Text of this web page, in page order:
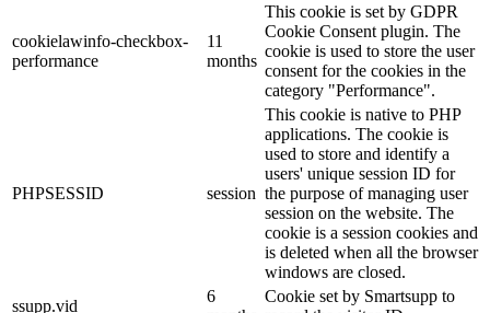
cookielawinfo-checkbox-
performance
11
months
This cookie is set by GDPR
Cookie Consent plugin. The
cookie is used to store the user
consent for the cookies in the
category "Performance".
PHPSESSID session
This cookie is native to PHP
applications. The cookie is
used to store and identify a
users' unique session ID for
the purpose of managing user
session on the website. The
cookie is a session cookies and
is deleted when all the browser
windows are closed.
ssupp.vid
6
Cookie set by Smartsupp to